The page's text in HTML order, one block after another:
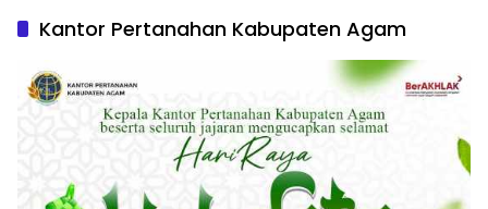
Kantor Pertanahan Kabupaten Agam